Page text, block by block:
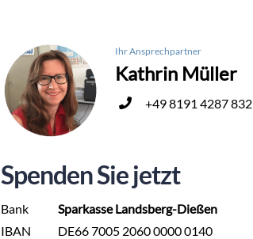
Ihr Ansprechpartner
Kathrin Müller
+49 8191 4287 832
Spenden Sie jetzt
Bank
IBAN
Sparkasse Landsberg-Dießen
DE66 7005 2060 0000 0140